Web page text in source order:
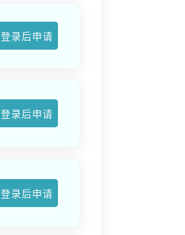
登录后申请
登录后申请
登录后申请